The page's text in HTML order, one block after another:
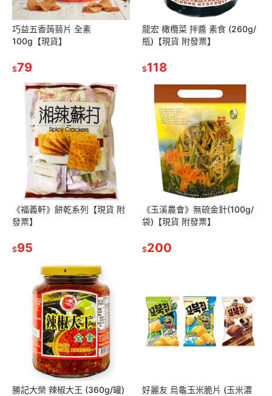
巧益五香蒟蒻片 全素
100g【現貨】
$79
龍宏 橄欖菜 拌醬 素食 (260g/
瓶)【現貨 附發票】
$118
《福義軒》餅乾系列【現貨 附
發票】
$95
《玉溪農會》無硫金針(100g/
袋)【現貨 附發票】
$200
勝記大榮 辣椒大王 (360g/罐)
好麗友 烏龜玉米脆片 (玉米濃